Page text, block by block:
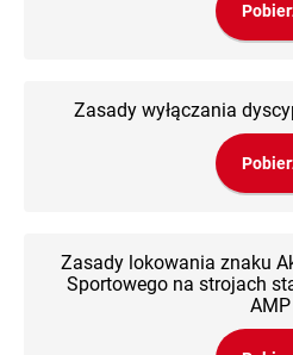
Zasady wyłączania
Zasady lokowania znaku
Sportowego na strojach
AMP